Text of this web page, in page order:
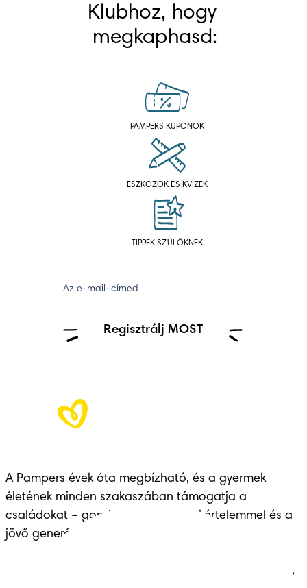
Klubhoz, hogy
megkaphasd:
PAMPERS KUPONOK
ESZKÖZÖK ÉS KVÍZEK
TIPPEK SZÜLŐKNEK
Az e-mail-címed
Regisztrálj MOST
A Pampers évek óta megbízható, és a gyermek
életének minden szakaszában támogatja a
családokat – gondoskodással, szakértelemmel és a
jövő generációinak átadott örökséggel.